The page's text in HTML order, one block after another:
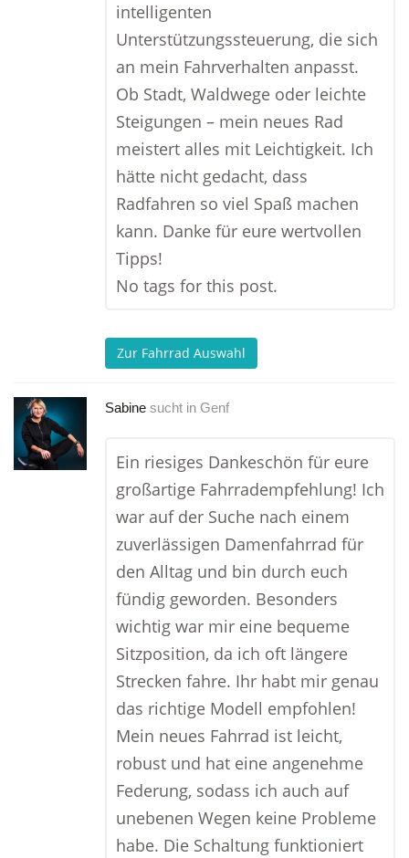
intelligenten
Unterstützungssteuerung, die sich
an mein Fahrverhalten anpasst.
Ob Stadt, Waldwege oder leichte
Steigungen – mein neues Rad
meistert alles mit Leichtigkeit. Ich
hätte nicht gedacht, dass
Radfahren so viel Spaß machen
kann. Danke für eure wertvollen
Tipps!
No tags for this post.
Zur Fahrrad Auswahl
Sabine sucht in Genf
Ein riesiges Dankeschön für eure
großartige Fahrradempfehlung! Ich
war auf der Suche nach einem
zuverlässigen Damenfahrrad für
den Alltag und bin durch euch
fündig geworden. Besonders
wichtig war mir eine bequeme
Sitzposition, da ich oft längere
Strecken fahre. Ihr habt mir genau
das richtige Modell empfohlen!
Mein neues Fahrrad ist leicht,
robust und hat eine angenehme
Federung, sodass ich auch auf
unebenen Wegen keine Probleme
habe. Die Schaltung funktioniert